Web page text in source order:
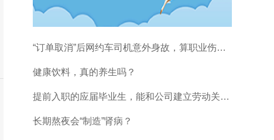
“订单取消”后网约车司机意外身故，算职业伤害吗？
健康饮料，真的养生吗？
提前入职的应届毕业生，能和公司建立劳动关系吗？
长期熬夜会“制造”肾病？